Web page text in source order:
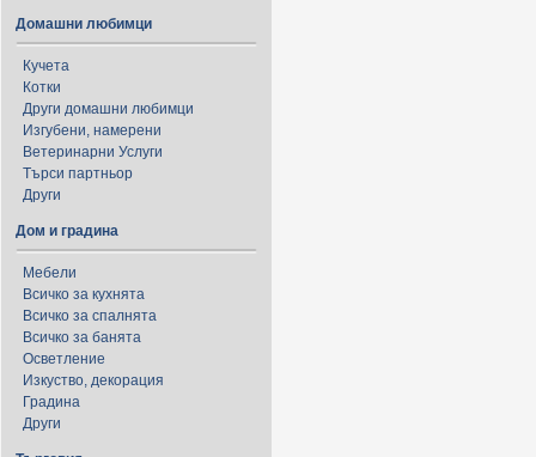
Домашни любимци
Кучета
Котки
Други домашни любимци
Изгубени, намерени
Ветеринарни Услуги
Търси партньор
Други
Дом и градина
Мебели
Всичко за кухнята
Всичко за спалнята
Всичко за банята
Осветление
Изкуство, декорация
Градина
Други